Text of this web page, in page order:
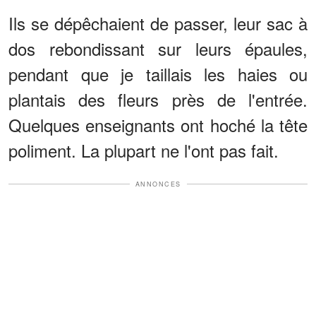
Ils se dépêchaient de passer, leur sac à
dos rebondissant sur leurs épaules,
pendant que je taillais les haies ou
plantais des fleurs près de l'entrée.
Quelques enseignants ont hoché la tête
poliment. La plupart ne l'ont pas fait.
ANNONCES